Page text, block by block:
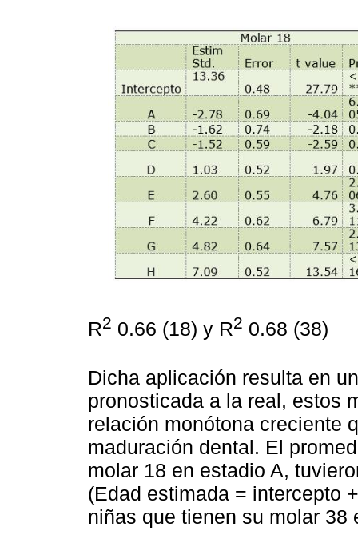
R2 0.66 (18) y R2 0.68 (38)
Dicha aplicación resulta en
pronosticada a la real, estos
relación monótona creciente
maduración dental. El
molar 18 en estadio A,
(Edad estimada = intercepto
niñas que tienen su molar 38